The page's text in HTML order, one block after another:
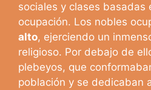
sociales y clases basadas
ocupación. Los nobles
alto, ejerciendo un
religioso. Por debajo de
plebeyos, que
población y se dedicaban